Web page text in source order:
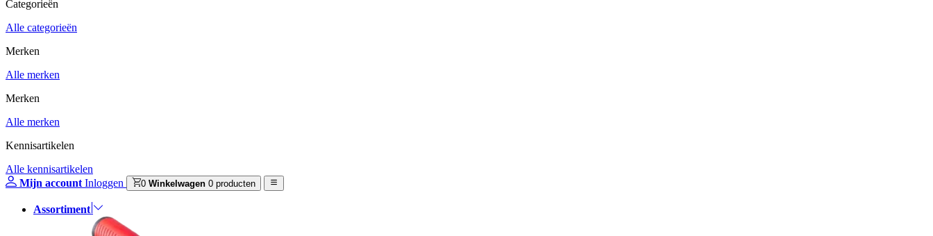
Categorieën
Alle categorieën
Merken
Alle merken
Merken
Alle merken
Kennisartikelen
Alle kennisartikelen
Mijn account Inloggen 0 Winkelwagen 0 producten
Assortiment